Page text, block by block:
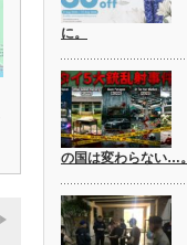
に。
の国は変わらない…。